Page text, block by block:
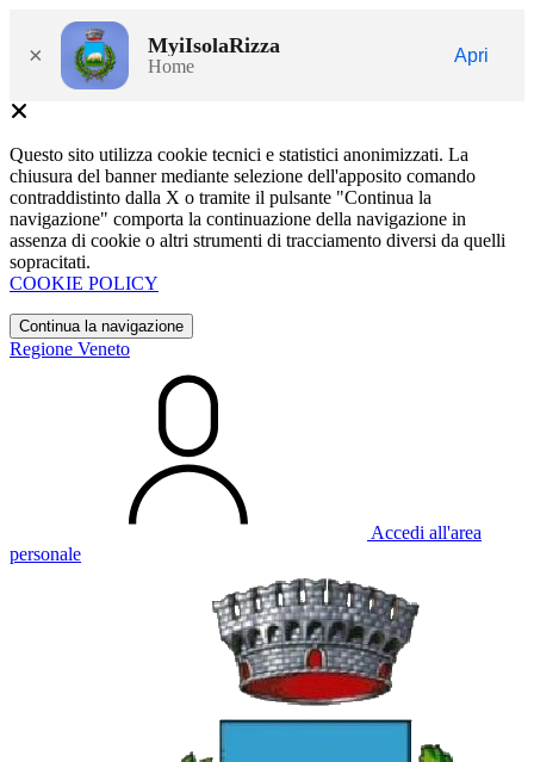
× MyiIsolaRizza
Home
Apri
Questo sito utilizza cookie tecnici e statistici anonimizzati. La
chiusura del banner mediante selezione dell'apposito comando
contraddistinto dalla X o tramite il pulsante "Continua la
navigazione" comporta la continuazione della navigazione in
assenza di cookie o altri strumenti di tracciamento diversi da quelli
sopracitati.
COOKIE POLICY
Continua la navigazione
Regione Veneto
Accedi all'area
personale